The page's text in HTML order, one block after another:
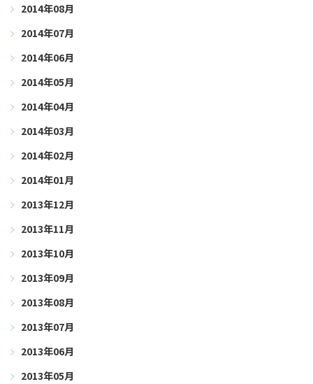
2014年08月
2014年07月
2014年06月
2014年05月
2014年04月
2014年03月
2014年02月
2014年01月
2013年12月
2013年11月
2013年10月
2013年09月
2013年08月
2013年07月
2013年06月
2013年05月